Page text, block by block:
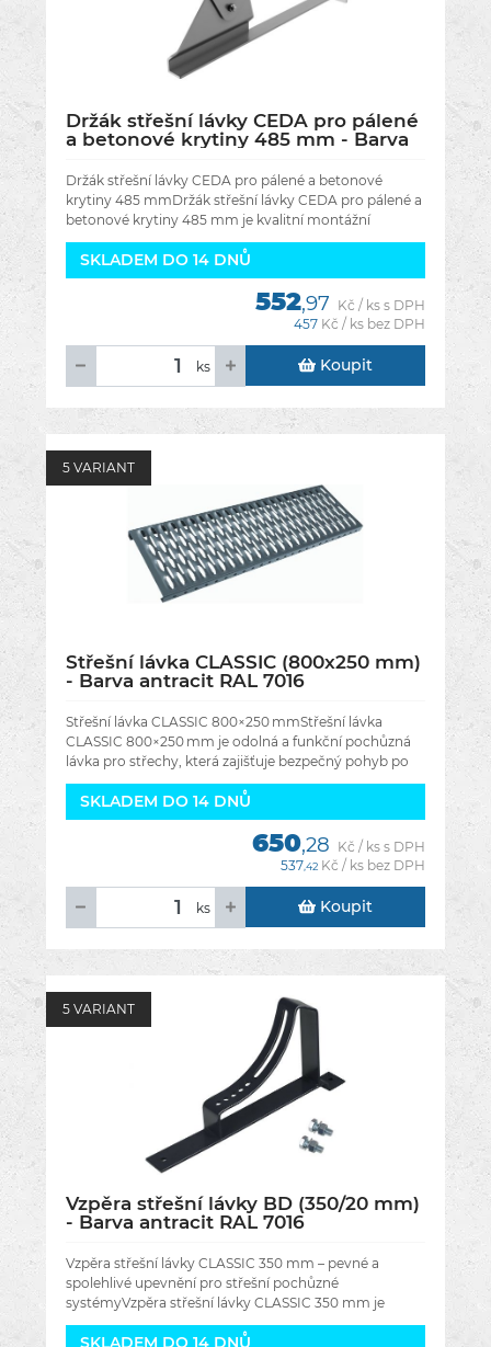
Držák střešní lávky CEDA pro pálené
a betonové krytiny 485 mm - Barva
Držák střešní lávky CEDA pro pálené a betonové
krytiny 485 mmDržák střešní lávky CEDA pro pálené a
betonové krytiny 485 mm je kvalitní montážní
komponent z pozinkované oceli,
SKLADEM DO 14 DNŮ
552,97 Kč / ks s DPH
457 Kč / ks bez DPH
ks Koupit
5 VARIANT
Střešní lávka CLASSIC (800x250 mm)
- Barva antracit RAL 7016
Střešní lávka CLASSIC 800×250 mmStřešní lávka
CLASSIC 800×250 mm je odolná a funkční pochůzná
lávka pro střechy, která zajišťuje bezpečný pohyb po
šikmé střešní krytině
SKLADEM DO 14 DNŮ
650,28 Kč / ks s DPH
537,42 Kč / ks bez DPH
ks Koupit
5 VARIANT
Vzpěra střešní lávky BD (350/20 mm)
- Barva antracit RAL 7016
Vzpěra střešní lávky CLASSIC 350 mm – pevné a
spolehlivé upevnění pro střešní pochůzné
systémyVzpěra střešní lávky CLASSIC 350 mm je
kvalitní montážní prvek určený k
SKLADEM DO 14 DNŮ